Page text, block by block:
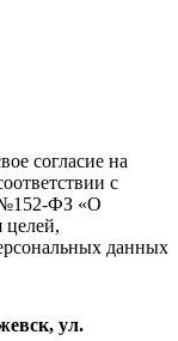
согласие на
с
№152-ФЗ «О
целей,
данных
ул.